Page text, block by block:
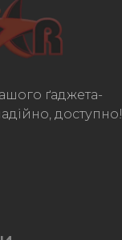
ґаджета-
доступно!